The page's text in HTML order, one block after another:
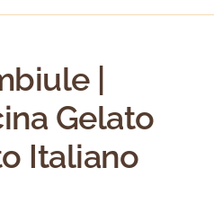
|
Gelato
Italiano